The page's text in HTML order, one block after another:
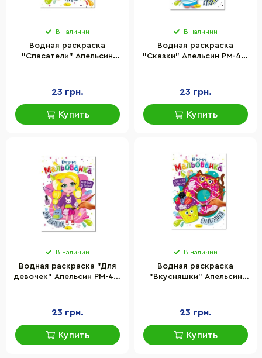
В наличии
Водная раскраска
"Спасатели" Апельсин
23 грн.
Купить
В наличии
Водная раскраска
"Сказки" Апельсин РМ-43-
23 грн.
Купить
В наличии
Водная раскраска "Для
девочек" Апельсин РМ-43-
23 грн.
Купить
В наличии
Водная раскраска
"Вкусняшки" Апельсин
23 грн.
Купить